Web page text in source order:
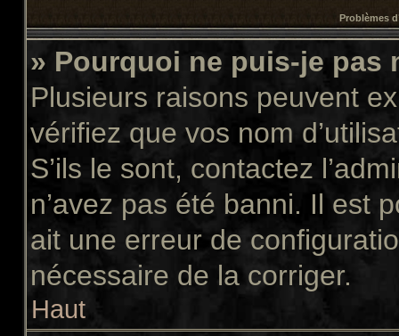
Problèmes
» Pourquoi ne puis-je pas
Plusieurs raisons peuvent
vérifiez que vos nom
S’ils le sont, contactez
n’avez pas été banni. Il est
ait une erreur de
nécessaire de la corriger.
Haut